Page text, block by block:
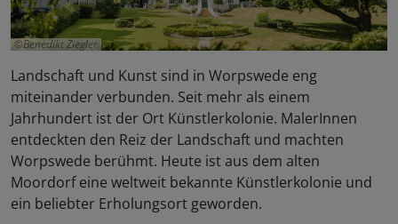
Benedikt Ziegler
Landschaft und Kunst sind in Worpswede eng
miteinander verbunden. Seit mehr als einem
Jahrhundert ist der Ort Künstlerkolonie. MalerInnen
entdeckten den Reiz der Landschaft und machten
Worpswede berühmt. Heute ist aus dem alten
Moordorf eine weltweit bekannte Künstlerkolonie und
ein beliebter Erholungsort geworden.